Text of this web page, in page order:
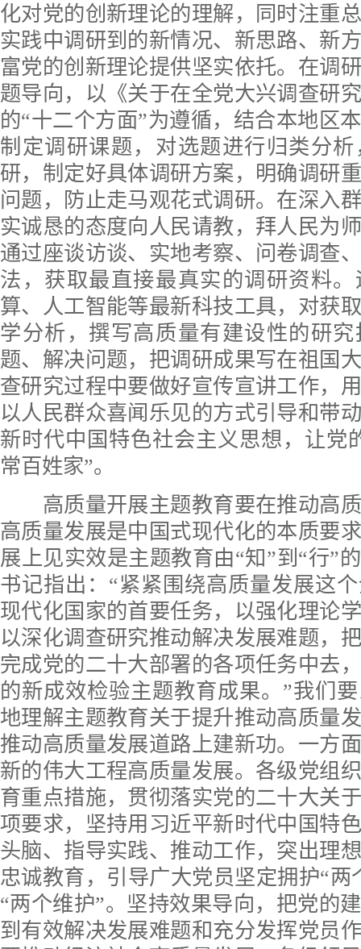
化对党的创新理论的理解，同时注重
实践中调研到的新情况、新思路、新
富党的创新理论提供坚实依托。在调
题导向，以《关于在全党大兴调查研
的“十二个方面”为遵循，结合本地区
制定调研课题，对选题进行归类分
研，制定好具体调研方案，明确调研
问题，防止走马观花式调研。在深入
实诚恳的态度向人民请教，拜人民为
通过座谈访谈、实地考察、问卷调查
法，获取最直接最真实的调研资料
算、人工智能等最新科技工具，对获
学分析，撰写高质量有建设性的研
题、解决问题，把调研成果写在祖国
查研究过程中要做好宣传宣讲工作，
以人民群众喜闻乐见的方式引导和带
新时代中国特色社会主义思想，让党
常百姓家”。
高质量开展主题教育要在推动高质
高质量发展是中国式现代化的本质要
展上见实效是主题教育由“知”到“行”
书记指出：“紧紧围绕高质量发展这
现代化国家的首要任务，以强化理论
以深化调查研究推动解决发展难题，
完成党的二十大部署的各项任务中去
的新成效检验主题教育成果。”我们
地理解主题教育关于提升推动高质量
推动高质量发展道路上建新功。一方
新的伟大工程高质量发展。各级党组
育重点措施，贯彻落实党的二十大关
项要求，坚持用习近平新时代中国特
头脑、指导实践、推动工作，突出理
忠诚教育，引导广大党员坚定拥护“两
“两个维护”。坚持效果导向，把党的
到有效解决发展难题和充分发挥党员